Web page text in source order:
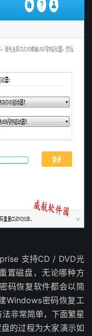
支持CD / DVD光
置磁盘，无论哪种方
码恢复软件都会以简
Windows密码恢复工
非常简单，下面繁星
的过程为大家演示如